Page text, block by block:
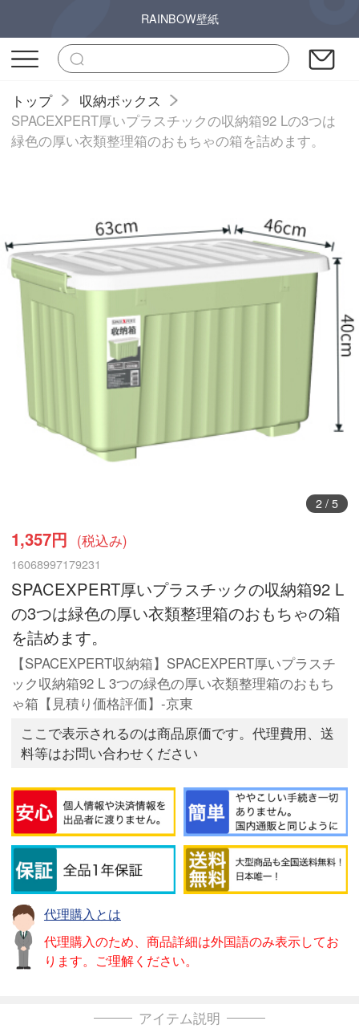
RAINBOW壁紙
トップ
収納ボックス
SPACEXPERT厚いプラスチックの収納箱92 Lの3つは
緑色の厚い衣類整理箱のおもちゃの箱を詰めます。
2/ 5
1,357円 (税込み)
16068997179231
SPACEXPERT厚いプラスチックの収納箱92 L
の3つは緑色の厚い衣類整理箱のおもちゃの箱
を詰めます。
【SPACEXPERT収納箱】SPACEXPERT厚いプラスチ
ック収納箱92 L 3つの緑色の厚い衣類整理箱のおもち
ゃ箱【見積り価格評価】-京東
ここで表示されるのは商品原価です。代理費用、送
料等はお問い合わせください
代理購入とは
代理購入のため、商品詳細は外国語のみ表示してお
ります。ご理解ください。
アイテム説明